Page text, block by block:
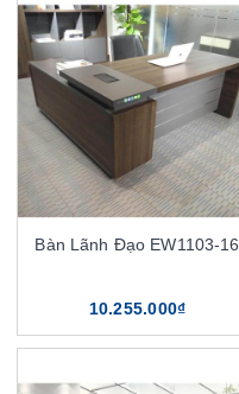
Bàn Lãnh Đạo EW1103-16
10.255.000₫